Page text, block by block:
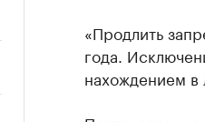
«Продлить
года.
нахождением в